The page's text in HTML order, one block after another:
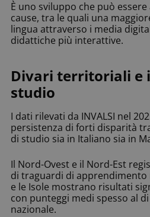
È uno sviluppo che può
cause, tra le quali una
lingua attraverso i media
didattiche più interattive.
Divari territoriali e
studio
I dati rilevati da INVALSI nel
persistenza di forti disparità
di studio sia in Italiano sia in
Il Nord-Ovest e il Nord-Est
di traguardi di apprendimento
e le Isole mostrano risultati
con punteggi medi spesso al
nazionale.